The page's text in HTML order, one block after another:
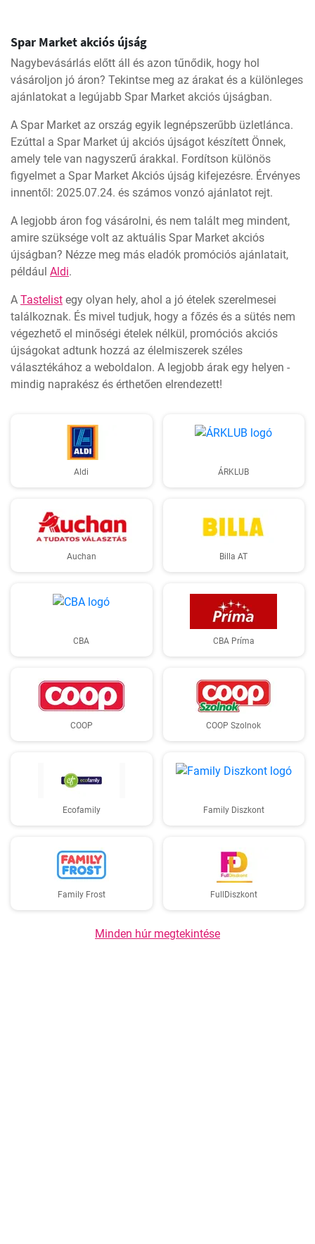
Spar Market akciós újság
Nagybevásárlás előtt áll és azon tűnődik, hogy hol
vásároljon jó áron? Tekintse meg az árakat és a különleges
ajánlatokat a legújabb Spar Market akciós újságban.
A Spar Market az ország egyik legnépszerűbb üzletlánca.
Ezúttal a Spar Market új akciós újságot készített Önnek,
amely tele van nagyszerű árakkal. Fordítson különös
figyelmet a Spar Market Akciós újság kifejezésre. Érvényes
innentől: 2025.07.24. és számos vonzó ajánlatot rejt.
A legjobb áron fog vásárolni, és nem talált meg mindent,
amire szüksége volt az aktuális Spar Market akciós
újságban? Nézze meg más eladók promóciós ajánlatait,
például Aldi.
A Tastelist egy olyan hely, ahol a jó ételek szerelmesei
találkoznak. És mivel tudjuk, hogy a főzés és a sütés nem
végezhető el minőségi ételek nélkül, promóciós akciós
újságokat adtunk hozzá az élelmiszerek széles
választékához a weboldalon. A legjobb árak egy helyen -
mindig naprakész és érthetően elrendezett!
Aldi ÁRKLUB
Auchan Billa AT
CBA CBA Príma
COOP COOP Szolnok
Ecofamily Family Diszkont
Family Frost FullDiszkont
Minden húr megtekintése